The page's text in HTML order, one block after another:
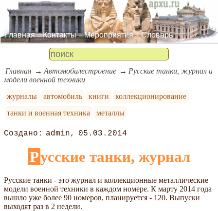
Главная Контакты Мероприятия Словарь
Главная Автомобилестроение
Русские танки, журнал и
модели военной техники
журналы
автомобиль книги
коллекционирование
танки и военная техника
металлы
admin 05.03.2014
Русские танки, журнал
Русские танки - это журнал и коллекционные металлические
модели военной техники в каждом номере. К марту 2014 года
вышло уже более 90 номеров, планируется - 120. Выпуски
выходят раз в 2 недели.